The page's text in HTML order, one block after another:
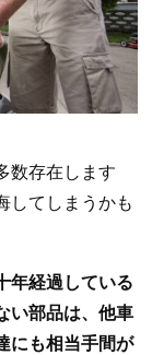
数存在します
してしまうかも
年経過している
い部品は、他車
にも相当手間が